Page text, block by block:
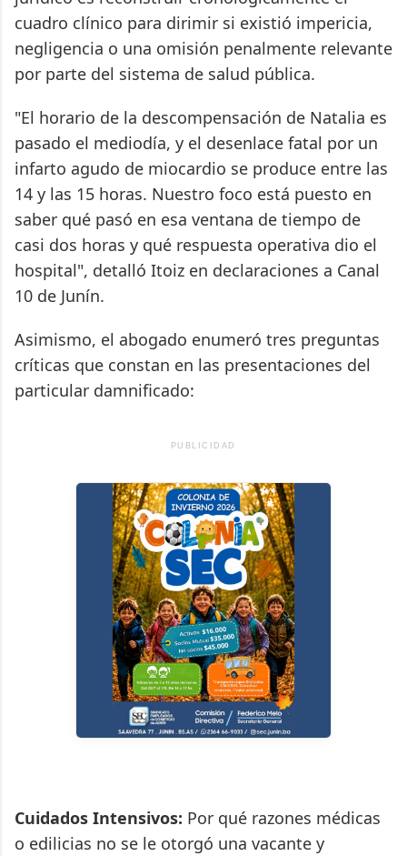
cuadro clínico para dirimir si existió impericia,
negligencia o una omisión penalmente relevante
por parte del sistema de salud pública.
"El horario de la descompensación de Natalia es
pasado el mediodía, y el desenlace fatal por un
infarto agudo de miocardio se produce entre las
14 y las 15 horas. Nuestro foco está puesto en
saber qué pasó en esa ventana de tiempo de
casi dos horas y qué respuesta operativa dio el
hospital", detalló Itoiz en declaraciones a Canal
10 de Junín.
Asimismo, el abogado enumeró tres preguntas
críticas que constan en las presentaciones del
particular damnificado:
PUBLICIDAD
Cuidados Intensivos: Por qué razones médicas
o edilicias no se le otorgó una vacante y